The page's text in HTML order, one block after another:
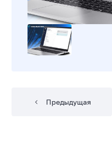
Предыдущая